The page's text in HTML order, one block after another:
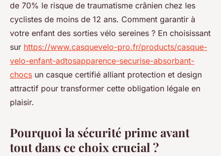
de 70% le risque de traumatisme crânien chez les
cyclistes de moins de 12 ans. Comment garantir à
votre enfant des sorties vélo sereines ? En choisissant
sur https://www.casquevelo-pro.fr/products/casque-
velo-enfant-adtosapparence-securise-absorbant-
chocs un casque certifié alliant protection et design
attractif pour transformer cette obligation légale en
plaisir.
Pourquoi la sécurité prime avant
tout dans ce choix crucial ?